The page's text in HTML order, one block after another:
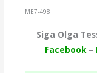
ME7-498
Siga Olga
Facebook–